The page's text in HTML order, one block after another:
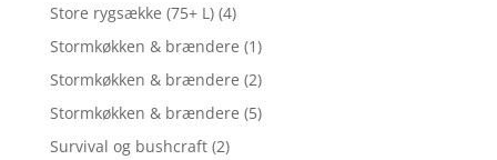
Store rygsække (75+ L) (4)
Stormkøkken & brændere (1)
Stormkøkken & brændere (2)
Stormkøkken & brændere (5)
Survival og bushcraft (2)